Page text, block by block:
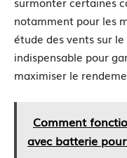
notamment pour les
étude des vents sur
indispensable pour
maximiser le
Comment
avec batterie